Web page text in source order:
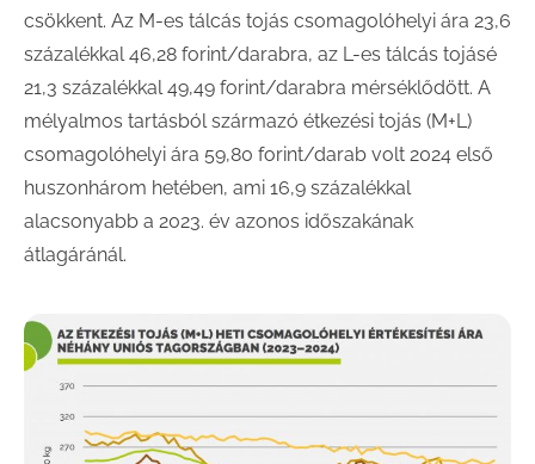
csökkent. Az M-es tálcás tojás csomagolóhelyi ára 23,6
százalékkal 46,28 forint/darabra, az L-es tálcás tojásé
21,3 százalékkal 49,49 forint/darabra mérséklődött. A
mélyalmos tartásból származó étkezési tojás (M+L)
csomagolóhelyi ára 59,80 forint/darab volt 2024 első
huszonhárom hetében, ami 16,9 százalékkal
alacsonyabb a 2023. év azonos időszakának
átlagáránál.